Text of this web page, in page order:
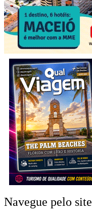
Navegue pelo site